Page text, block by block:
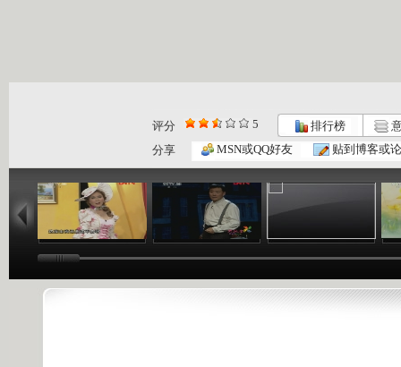
评分 5 排行榜
分享
MSN或QQ好友 贴到博客或
04:59
大风车 2...
17:28
大风车 2...
04:59